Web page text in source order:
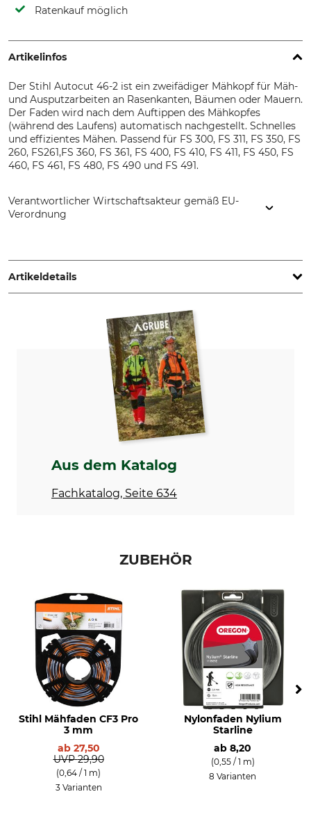
Ratenkauf möglich
Artikelinfos
Der Stihl Autocut 46-2 ist ein zweifädiger Mähkopf für Mäh-
und Ausputzarbeiten an Rasenkanten, Bäumen oder Mauern.
Der Faden wird nach dem Auftippen des Mähkopfes
(während des Laufens) automatisch nachgestellt. Schnelles
und effizientes Mähen. Passend für FS 300, FS 311, FS 350, FS
260, FS261,FS 360, FS 361, FS 400, FS 410, FS 411, FS 450, FS
460, FS 461, FS 480, FS 490 und FS 491.
Verantwortlicher Wirtschaftsakteur gemäß EU-
Verordnung
64807 Dieburg, Germany, www.stihl.de
Artikeldetails
Produkttyp
Mähkopf
Modellbezeichnung
Hersteller-Artikel-Nr.
4003 710 2115
Aus dem Katalog
Fachkatalog, Seite 634
ZUBEHÖR
Stihl Mähfaden CF3 Pro
3 mm
ab 27,50
UVP 29,90
(0,64 / 1 m)
3 Varianten
Nylonfaden Nylium
Starline
ab 8,20
(0,55 / 1 m)
8 Varianten